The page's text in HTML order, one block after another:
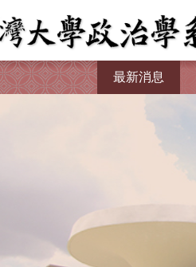
最新消息